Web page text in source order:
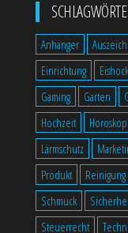
Anhänger
Einrichtung
Gaming
Garten
Hochzeit
Horoskop
Lärmschutz
Produkt
Reinigung
Schmuck
Steuerrecht